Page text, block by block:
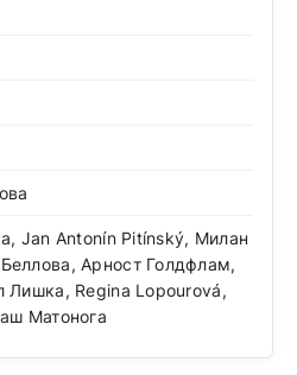
Jan Antonín Pitínský, Милан
Арност Голдфлам,
Лишка, Regina Lopourová,
Матонога